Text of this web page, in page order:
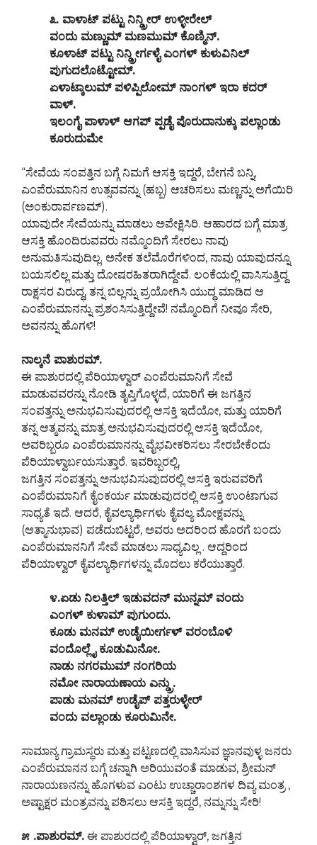
೩. ವಾಳಾಟ್ ಪಟ್ಟು ನಿನ್ಡ್ರೀರ್ ಉಳ್ಳೀರೇಲ್
ವಂದು ಮಣ್ಣುಮ್ ಮಣಮುಮ್ ಕೊಣ್ಮಿನ್.
ಕೂಳಾಟ್ ಪಟ್ಟು ನಿನ್ಡ್ರೀರ್ಗಳೈ ಎಂಗಳ್ ಕುಳುವಿನಿಲ್
ಪುಗುದಲೊಟ್ಟೋಮ್.
ಏಳಾಟ್ಕಾಲುಮ್ ಪಳಿಪ್ಪಿಲೋಮ್ ನಾಂಗಳ್ ಇರಾ ಕದರ್
ವಾಳ್.
ಇಲಂಗೈ ಪಾಳಾಳ್ ಆಗಪ್ ಪ್ಪಡೈ ಪೊರುದಾನುಕ್ಕು ಪಲ್ಲಾಂಡು
ಕೂರುದುಮೇ
“ಸೇವೆಯ ಸಂಪತ್ತಿನ ಬಗ್ಗೆ ನಿಮಗೆ ಆಸಕ್ತಿ ಇದ್ದರೆ, ಬೇಗನೆ ಬನ್ನಿ,
ಎಂಪೆರುಮಾನಿನ ಉತ್ಸವವನ್ನು (ಹಬ್ಬ) ಆಚರಿಸಲು ಮಣ್ಣನ್ನು ಅಗೆಯಿರಿ
(ಅಂಕುರಾರ್ಪಣಮ್).
ಯಾವುದೇ ಸೇವೆಯನ್ನು ಮಾಡಲು ಅಪೇಕ್ಷಿಸಿರಿ. ಆಹಾರದ ಬಗ್ಗೆ ಮಾತ್ರ
ಆಸಕ್ತಿ ಹೊಂದಿರುವವರು ನಮ್ಮೊಂದಿಗೆ ಸೇರಲು ನಾವು
ಅನುಮತಿಸುವುದಿಲ್ಲ. ಅನೇಕ ತಲೆಮೊರೆಗಳಿಂದ, ನಾವು ಯಾವುದನ್ನೂ
ಬಯಸಲಿಲ್ಲ ಮತ್ತು ದೋಷರಹಿತರಾಗಿದ್ದೇವೆ. ಲಂಕೆಯಲ್ಲಿ ವಾಸಿಸುತ್ತಿದ್ದ
ರಾಕ್ಷಸರ ವಿರುದ್ಧ, ತನ್ನ ಬಿಲ್ಲನ್ನು ಪ್ರಯೋಗಿಸಿ ಯುದ್ಧ ಮಾಡಿದ ಆ
ಎಂಪೆರುಮಾನನ್ನು ಪ್ರಶಂಸಿಸುತ್ತಿದ್ದೇವೆ! ನಮ್ಮೊಂದಿಗೆ ನೀವೂ ಸೇರಿ,
ಅವನನ್ನು ಹೊಗಳಿ!
ನಾಲ್ಕನೆ ಪಾಶುರಮ್.
ಈ ಪಾಶುರದಲ್ಲಿ ಪೆರಿಯಾಳ್ವಾರ್ ಎಂಪೆರುಮಾನಿಗೆ ಸೇವೆ
ಮಾಡುವವರನ್ನು ನೋಡಿ ತೃಪ್ತಿಗೊಳ್ಳದೆ, ಯಾರಿಗೆ ಈ ಜಗತ್ತಿನ
ಸಂಪತ್ತನ್ನು ಅನುಭವಿಸುವುದರಲ್ಲಿ ಆಸಕ್ತಿ ಇದೆಯೋ, ಮತ್ತು ಯಾರಿಗೆ
ತನ್ನ ಆತ್ಮವನ್ನು ಮಾತ್ರ ಅನುಭವಿಸುವುದರಲ್ಲಿ ಆಸಕ್ತಿ ಇದೆಯೋ,
ಅವರಿಬ್ಬರೂ ಎಂಪೆರುಮಾನನ್ನು ವೈಭವೀಕರಿಸಲು ಸೇರಬೇಕೆಂದು
ಪೆರಿಯಾಳ್ವಾರ್ಬಯಸುತ್ತಾರೆ. ಇವರಿಬ್ಬರಲ್ಲಿ,
ಜಗತ್ತಿನ ಸಂಪತ್ತನ್ನು ಅನುಭವಿಸುವುದರಲ್ಲಿ ಆಸಕ್ತಿ ಇರುವವರಿಗೆ
ಎಂಪೆರುಮಾನಿಗೆ ಕೈಂಕರ್ಯ ಮಾಡುವುದರಲ್ಲಿ ಆಸಕ್ತಿ ಉಂಟಾಗುವ
ಸಾಧ್ಯತೆ ಇದೆ. ಆದರೆ, ಕೈವಲ್ಯಾರ್ಥಿಗಳು ಕೈವಲ್ಯ ಮೋಕ್ಷವನ್ನು
(ಆತ್ಮಾನುಭಾವ) ಪಡೆದುಬಿಟ್ಟರೆ, ಅವರು ಅದರಿಂದ ಹೊರಗೆ ಬಂದು
ಎಂಪೆರುಮಾನನಿಗೆ ಸೇವೆ ಮಾಡಲು ಸಾಧ್ಯವಿಲ್ಲ . ಆದ್ದರಿಂದ
ಪೆರಿಯಾಳ್ವಾರ್ ಕೈವಲ್ಯಾರ್ಥಿಗಳನ್ನು ಮೊದಲು ಕರೆಯುತ್ತಾರೆ.
೪.ಏಡು ನಿಲತ್ತಿಲ್ ಇಡುವದನ್ ಮುನ್ನಮ್ ವಂದು
ಎಂಗಳ್ ಕುಳಾಮ್ ಪುಗುಂದು.
ಕೂಡು ಮನಮ್ ಉಡೈಯೀರ್ಗಳ್ ವರಂಬೊಳಿ
ವಂದೊಲ್ಲೈ ಕೂಡುಮಿನೋ.
ನಾಡು ನಗರಮುಮ್ ನಂಗರಿಯ
ನಮೋ ನಾರಾಯಣಾಯ ಎನ್ಡ್ರು.
ಪಾಡು ಮನಮ್ ಉಡೈಪ್ ಪತ್ತರುಳ್ಳೇರ್
ವಂದು ವಲ್ಲಾಂಡು ಕೂರುಮಿನೇ.
ಸಾಮಾನ್ಯ ಗ್ರಾಮಸ್ಥರು ಮತ್ತು ಪಟ್ಟಣದಲ್ಲಿ ವಾಸಿಸುವ ಜ್ಞಾನವುಳ್ಳ ಜನರು
ಎಂಪೆರುಮಾನನ ಬಗ್ಗೆ ಚನ್ನಾಗಿ ಅರಿಯುವಂತೆ ಮಾಡುವ, ಶ್ರೀಮನ್
ನಾರಾಯಣನನ್ನು ಹೊಗಳುವ ಎಂಟು ಉಚ್ಚಾರಾಂಶಗಳ ದಿವ್ಯ ಮಂತ್ರ ,
ಅಷ್ಟಾಕ್ಷರ ಮಂತ್ರವನ್ನು ಪಠಿಸಲು ಆಸಕ್ತಿ ಇದ್ದರೆ, ನಮ್ನನ್ನು ಸೇರಿ!
೫ .ಪಾಶುರಮ್. ಈ ಪಾಶುರದಲ್ಲಿ ಪೆರಿಯಾಳ್ವಾರ್, ಜಗತ್ತಿನ